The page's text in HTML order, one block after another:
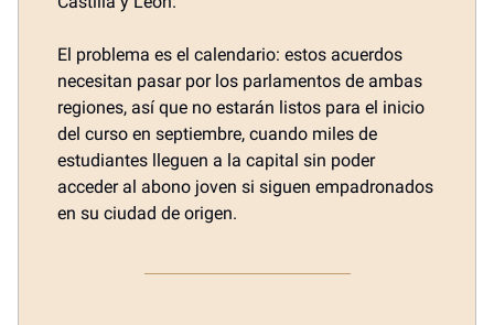
El problema es el calendario: estos acuerdos
necesitan pasar por los parlamentos de ambas
regiones, así que no estarán listos para el inicio
del curso en septiembre, cuando miles de
estudiantes lleguen a la capital sin poder
acceder al abono joven si siguen empadronados
en su ciudad de origen.